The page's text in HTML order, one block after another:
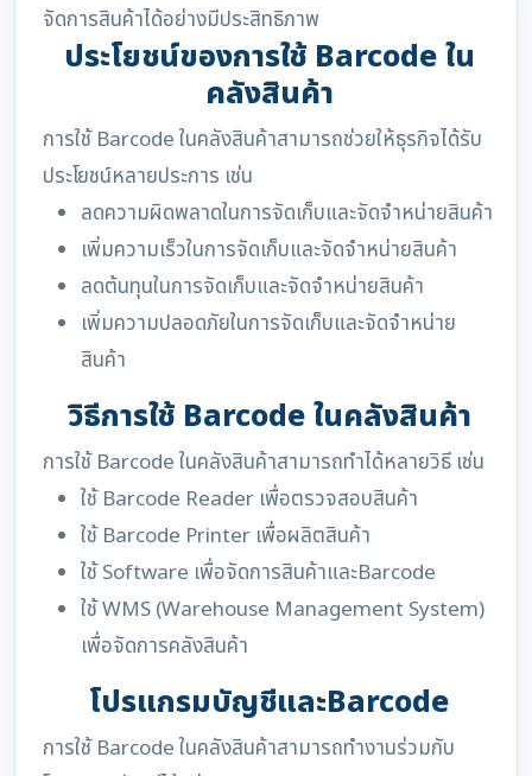
จัดการสินค้าได้อย่างมีประสิทธิภาพ
ประโยชน์ของการใช้ Barcode ใน
คลังสินค้า
การใช้ Barcode ในคลังสินค้าสามารถช่วยให้ธุรกิจได้รับ
ประโยชน์หลายประการ เช่น
ลดความผิดพลาดในการจัดเก็บและจัดจำหน่ายสินค้า
เพิ่มความเร็วในการจัดเก็บและจัดจำหน่ายสินค้า
ลดต้นทุนในการจัดเก็บและจัดจำหน่ายสินค้า
เพิ่มความปลอดภัยในการจัดเก็บและจัดจำหน่าย
สินค้า
วิธีการใช้ Barcode ในคลังสินค้า
การใช้ Barcode ในคลังสินค้าสามารถทำได้หลายวิธี เช่น
ใช้ Barcode Reader เพื่อตรวจสอบสินค้า
ใช้ Barcode Printer เพื่อผลิตสินค้า
ใช้ Software เพื่อจัดการสินค้าและBarcode
ใช้ WMS (Warehouse Management System)
เพื่อจัดการคลังสินค้า
โปรแกรมบัญชีและBarcode
การใช้ Barcode ในคลังสินค้าสามารถทำงานร่วมกับ